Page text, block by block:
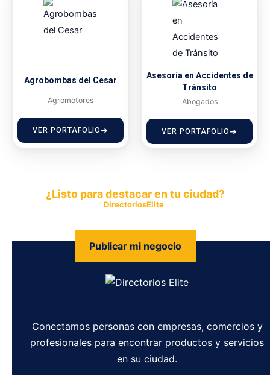
Agrobombas del Cesar
Agromotores
VER PORTAFOLIO
Asesoría en Accidentes de
Tránsito
Abogados
VER PORTAFOLIO
¿Listo para destacar en tu ciudad?
DirectoriosElite
Publicar mi negocio
Conectamos personas con empresas, comercios y
profesionales para encontrar productos y servicios
en su ciudad.